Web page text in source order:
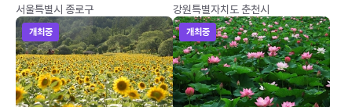
서울특별시 종로구
강원특별자치도 춘천시
개최중 개최중